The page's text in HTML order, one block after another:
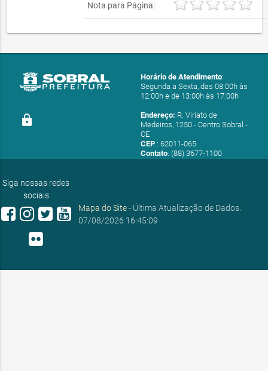
Nota para Página:
lock
Horário de Atendimento:
Segunda a Sexta, das 08:00h às
12:00h e de 13:00h às 17:00h
Endereço: R. Viriato de
Medeiros, 1250 - Centro Sobral -
CE
CEP.: 62011-065
Contato: (88) 3677-1100
Siga nossas redes
sociais
Mapa do Site- Última Atualização de Dados:
07/08/2026 16:45:09